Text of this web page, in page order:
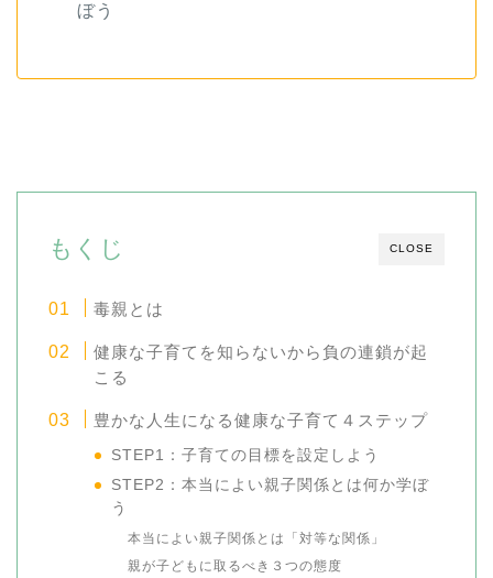
ぼう
CLOSE
もくじ
毒親とは
健康な子育てを知らないから負の連鎖が起
こる
豊かな人生になる健康な子育て４ステップ
STEP1：子育ての目標を設定しよう
STEP2：本当によい親子関係とは何か学ぼ
う
本当によい親子関係とは「対等な関係」
親が子どもに取るべき３つの態度